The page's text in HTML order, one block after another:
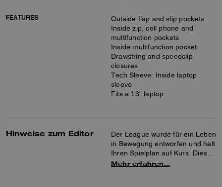
FEATURES
Outside flap and slip pockets
Inside zip, cell phone and
multifunction pockets
Inside multifunction pocket
Drawstring and speedclip
closures
Tech Sleeve: Inside laptop
sleeve
Fits a 13" laptop
Hinweise zum Editor
Der League wurde für ein Leben
in Bewegung entworfen und hält
Ihren Spielplan auf Kurs. Dieser
geräumige Rucksack aus edlem
Mehr erfahren…